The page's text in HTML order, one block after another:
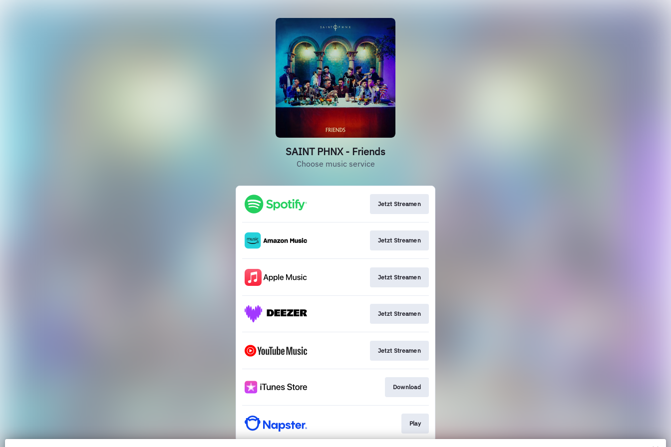
SAINT PHNX - Friends
Choose music service
Jetzt Streamen
Jetzt Streamen
Jetzt Streamen
Jetzt Streamen
Jetzt Streamen
Download
Play